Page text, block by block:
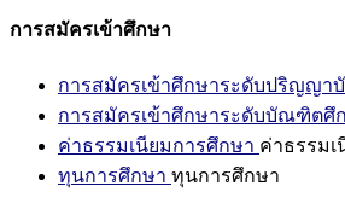
การสมัครเข้าศึกษา
การสมัครเข้าศึกษาระดับปริญญ
การสมัครเข้าศึกษาระดับบัณฑิตศึ
ค่าธรรมเนียมการศึกษา ค่าธรรม
ทุนการศึกษา ทุนการศึกษา